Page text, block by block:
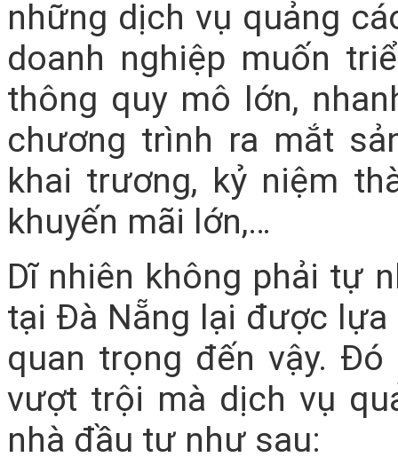
những dịch vụ quảng
doanh nghiệp muốn
thông quy mô lớn,
chương trình ra mắt
khai trương, kỷ niệm
khuyến mãi lớn,…
Dĩ nhiên không phải tự
tại Đà Nẵng lại được
quan trọng đến vậy.
vượt trội mà dịch vụ
nhà đầu tư như sau: